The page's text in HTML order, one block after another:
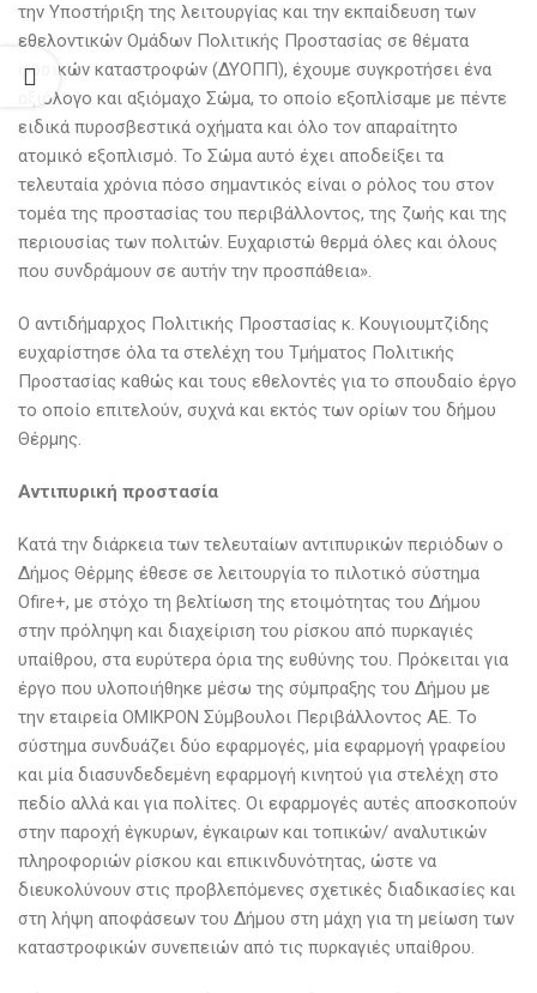
την Υποστήριξη της λειτουργίας και την εκπαίδευση των
εθελοντικών Ομάδων Πολιτικής Προστασίας σε θέματα
φυσικών καταστροφών (ΔΥΟΠΠ), έχουμε συγκροτήσει ένα
αξιόλογο και αξιόμαχο Σώμα, το οποίο εξοπλίσαμε με πέντε
ειδικά πυροσβεστικά οχήματα και όλο τον απαραίτητο
ατομικό εξοπλισμό. Το Σώμα αυτό έχει αποδείξει τα
τελευταία χρόνια πόσο σημαντικός είναι ο ρόλος του στον
τομέα της προστασίας του περιβάλλοντος, της ζωής και της
περιουσίας των πολιτών. Ευχαριστώ θερμά όλες και όλους
που συνδράμουν σε αυτήν την προσπάθεια».
Ο αντιδήμαρχος Πολιτικής Προστασίας κ. Κουγιουμτζίδης
ευχαρίστησε όλα τα στελέχη του Τμήματος Πολιτικής
Προστασίας καθώς και τους εθελοντές για το σπουδαίο έργο
το οποίο επιτελούν, συχνά και εκτός των ορίων του δήμου
Θέρμης.
Αντιπυρική προστασία
Κατά την διάρκεια των τελευταίων αντιπυρικών περιόδων ο
Δήμος Θέρμης έθεσε σε λειτουργία το πιλοτικό σύστημα
Ofire+, με στόχο τη βελτίωση της ετοιμότητας του Δήμου
στην πρόληψη και διαχείριση του ρίσκου από πυρκαγιές
υπαίθρου, στα ευρύτερα όρια της ευθύνης του. Πρόκειται για
έργο που υλοποιήθηκε μέσω της σύμπραξης του Δήμου με
την εταιρεία ΟΜΙΚΡΟΝ Σύμβουλοι Περιβάλλοντος ΑΕ. Το
σύστημα συνδυάζει δύο εφαρμογές, μία εφαρμογή γραφείου
και μία διασυνδεδεμένη εφαρμογή κινητού για στελέχη στο
πεδίο αλλά και για πολίτες. Οι εφαρμογές αυτές αποσκοπούν
στην παροχή έγκυρων, έγκαιρων και τοπικών/ αναλυτικών
πληροφοριών ρίσκου και επικινδυνότητας, ώστε να
διευκολύνουν στις προβλεπόμενες σχετικές διαδικασίες και
στη λήψη αποφάσεων του Δήμου στη μάχη για τη μείωση των
καταστροφικών συνεπειών από τις πυρκαγιές υπαίθρου.